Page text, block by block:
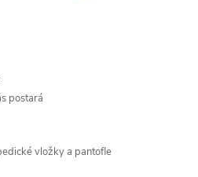
postará
vložky a pantofle